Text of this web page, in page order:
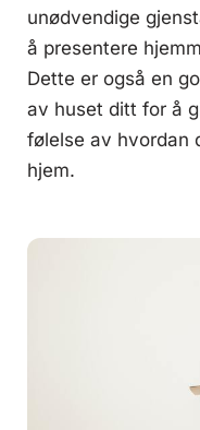
unødvendige
å presentere
Dette er også en
av huset ditt for å
følelse av hvordan
hjem.